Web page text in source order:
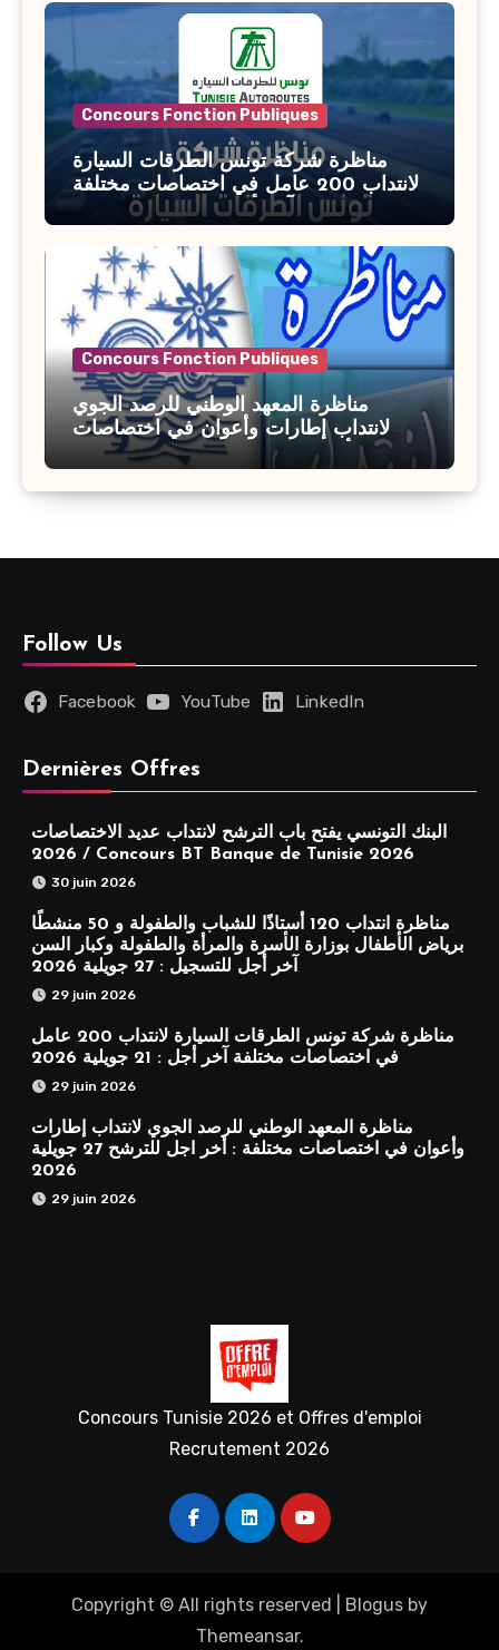
Concours Fonction Publiques
مناظرة شركة تونس الطرقات السيارة
لانتداب 200 عامل في اختصاصات مختلفة
آخر أجل : 21 جويلية 2026
Concours Fonction Publiques
مناظرة المعهد الوطني للرصد الجوي
لانتداب إطارات وأعوان في اختصاصات
مختلفة : أخر اجل للترشح 27 جويلية 2026
Follow Us
Facebook YouTube LinkedIn
Dernières Offres
البنك التونسي يفتح باب الترشح لانتداب عديد الاختصاصات
2026 / Concours BT Banque de Tunisie 2026
30 juin 2026
مناظرة انتداب 120 أستاذًا للشباب والطفولة و 50 منشطًا
برياض الأطفال بوزارة الأسرة والمرأة والطفولة وكبار السن
آخر أجل للتسجيل : 27 جويلية 2026
29 juin 2026
مناظرة شركة تونس الطرقات السيارة لانتداب 200 عامل
في اختصاصات مختلفة آخر أجل : 21 جويلية 2026
29 juin 2026
مناظرة المعهد الوطني للرصد الجوي لانتداب إطارات
وأعوان في اختصاصات مختلفة : أخر اجل للترشح 27 جويلية
2026
29 juin 2026
Concours Tunisie 2026 et Offres d'emploi
Recrutement 2026
Copyright © All rights reserved Blogus by
Themeansar.